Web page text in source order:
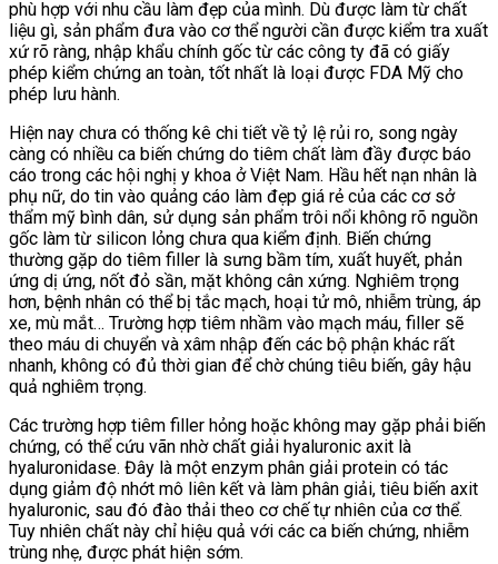
phù hợp với nhu cầu làm đẹp của mình. Dù được làm từ chất
liệu gì, sản phẩm đưa vào cơ thể người cần được kiểm tra xuất
xứ rõ ràng, nhập khẩu chính gốc từ các công ty đã có giấy
phép kiểm chứng an toàn, tốt nhất là loại được FDA Mỹ cho
phép lưu hành.
Hiện nay chưa có thống kê chi tiết về tỷ lệ rủi ro, song ngày
càng có nhiều ca biến chứng do tiêm chất làm đầy được báo
cáo trong các hội nghị y khoa ở Việt Nam. Hầu hết nạn nhân là
phụ nữ, do tin vào quảng cáo làm đẹp giá rẻ của các cơ sở
thẩm mỹ bình dân, sử dụng sản phẩm trôi nổi không rõ nguồn
gốc làm từ silicon lỏng chưa qua kiểm định. Biến chứng
thường gặp do tiêm filler là sưng bầm tím, xuất huyết, phản
ứng dị ứng, nốt đỏ sần, mặt không cân xứng. Nghiêm trọng
hơn, bệnh nhân có thể bị tắc mạch, hoại tử mô, nhiễm trùng, áp
xe, mù mắt… Trường hợp tiêm nhầm vào mạch máu, filler sẽ
theo máu di chuyển và xâm nhập đến các bộ phận khác rất
nhanh, không có đủ thời gian để chờ chúng tiêu biến, gây hậu
quả nghiêm trọng.
Các trường hợp tiêm filler hỏng hoặc không may gặp phải biến
chứng, có thể cứu vãn nhờ chất giải hyaluronic axit là
hyaluronidase. Đây là một enzym phân giải protein có tác
dụng giảm độ nhớt mô liên kết và làm phân giải, tiêu biến axit
hyaluronic, sau đó đào thải theo cơ chế tự nhiên của cơ thể.
Tuy nhiên chất này chỉ hiệu quả với các ca biến chứng, nhiễm
trùng nhẹ, được phát hiện sớm.